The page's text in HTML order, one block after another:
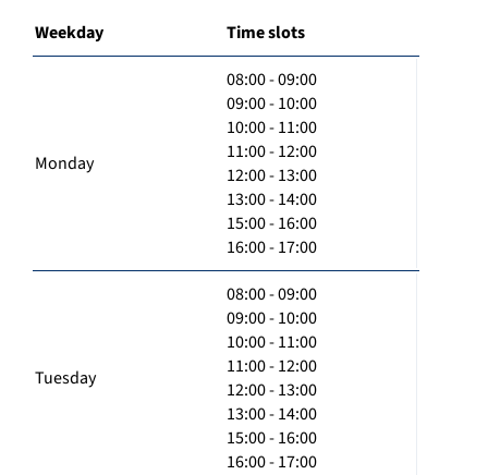
Weekday Time slots
Monday
08:00 - 09:00
09:00 - 10:00
10:00 - 11:00
11:00 - 12:00
12:00 - 13:00
13:00 - 14:00
15:00 - 16:00
16:00 - 17:00
Tuesday
08:00 - 09:00
09:00 - 10:00
10:00 - 11:00
11:00 - 12:00
12:00 - 13:00
13:00 - 14:00
15:00 - 16:00
16:00 - 17:00